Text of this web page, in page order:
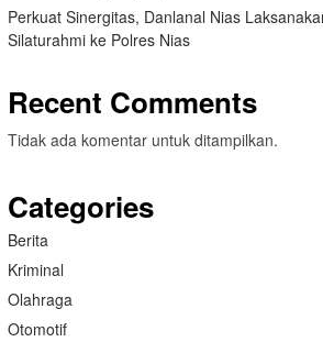
Perkuat Sinergitas, Danlanal Nias
Silaturahmi ke Polres Nias
Recent Comments
Tidak ada komentar untuk ditampilkan.
Categories
Berita
Kriminal
Olahraga
Otomotif